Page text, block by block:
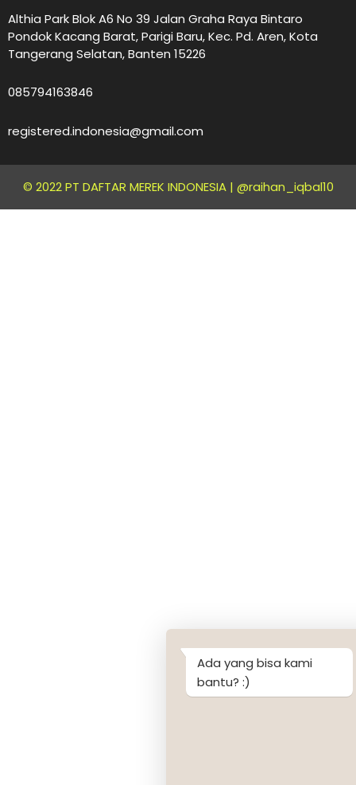
Althia Park Blok A6 No 39 Jalan Graha Raya Bintaro
Pondok Kacang Barat, Parigi Baru, Kec. Pd. Aren, Kota
Tangerang Selatan, Banten 15226
085794163846
registered.indonesia@gmail.com
© 2022 PT DAFTAR MEREK INDONESIA | @raihan_iqbal10
Ada yang bisa kami
bantu? :)